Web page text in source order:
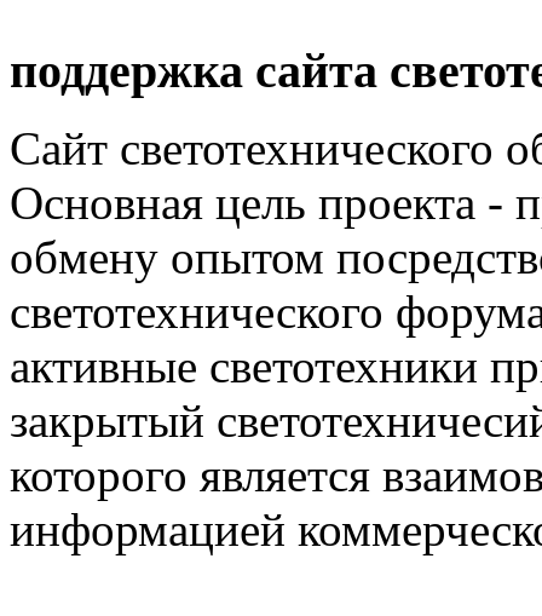
поддержка сайта
Сайт светотехнического
Основная цель проекта -
обмену опытом
светотехнического
активные светотехники
закрытый
которого является
информацией